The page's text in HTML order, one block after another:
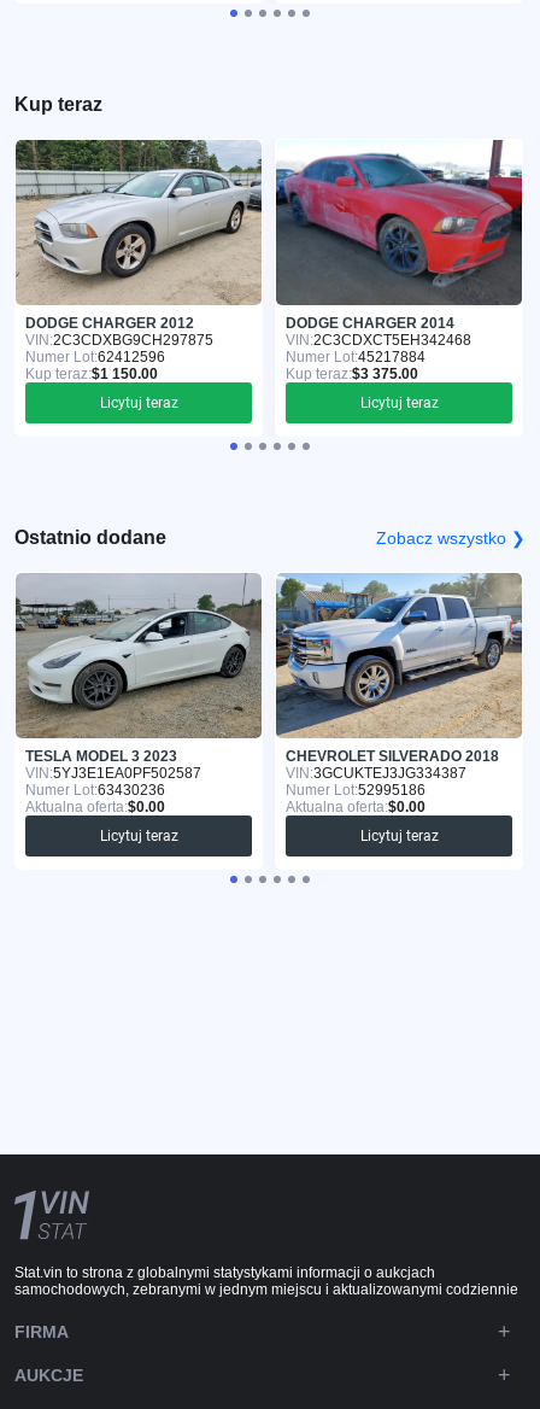
Kup teraz
DODGE CHARGER 2012
VIN:2C3CDXBG9CH297875
Numer Lot:62412596
Kup teraz:$1 150.00
Licytuj teraz
DODGE CHARGER 2014
VIN:2C3CDXCT5EH342468
Numer Lot:45217884
Kup teraz:$3 375.00
Licytuj teraz
Ostatnio dodane Zobacz wszystko ❯
TESLA MODEL 3 2023
VIN:5YJ3E1EA0PF502587
Numer Lot:63430236
Aktualna oferta:$0.00
Licytuj teraz
CHEVROLET SILVERADO 2018
VIN:3GCUKTEJ3JG334387
Numer Lot:52995186
Aktualna oferta:$0.00
Licytuj teraz
Stat.vin to strona z globalnymi statystykami informacji o aukcjach
samochodowych, zebranymi w jednym miejscu i aktualizowanymi codziennie
FIRMA
AUKCJE